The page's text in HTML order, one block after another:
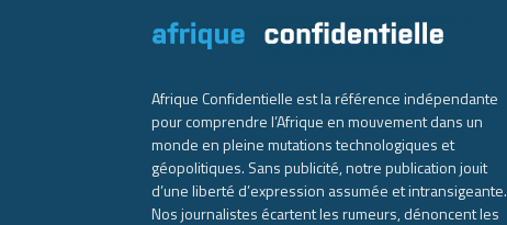
Afrique Confidentielle est la référence indépendante
pour comprendre l’Afrique en mouvement dans un
monde en pleine mutations technologiques et
géopolitiques. Sans publicité, notre publication jouit
d’une liberté d’expression assumée et intransigeante.
Nos journalistes écartent les rumeurs, dénoncent les